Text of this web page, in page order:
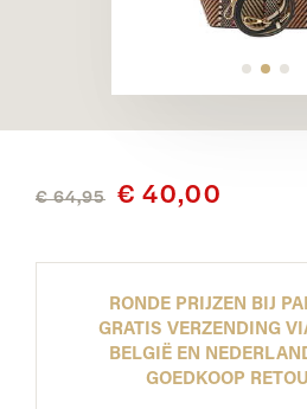
€ 64,95 € 40,00
RONDE PRIJZEN BIJ
GRATIS VERZENDING
BELGIË EN
GOEDKOOP